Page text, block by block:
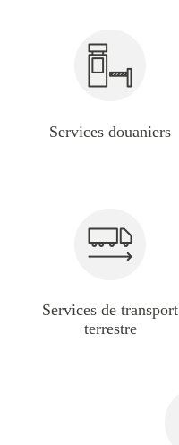
Services douaniers
Services de transport
terrestre